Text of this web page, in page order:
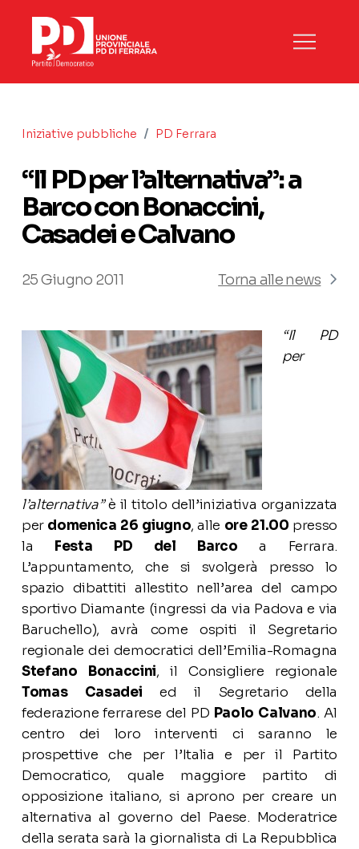
Iniziative pubbliche / PD Ferrara
“Il PD per l’alternativa”: a
Barco con Bonaccini,
Casadei e Calvano
25 Giugno 2011 Torna alle news
“Il PD
per
l’alternativa”è il titolo dell’iniziativa organizzata
per domenica 26 giugno, alle ore 21.00 presso
la Festa PD del Barco a Ferrara.
L’appuntamento, che si svolgerà presso lo
spazio dibattiti allestito nell’area del campo
sportivo Diamante (ingressi da via Padova e via
Baruchello), avrà come ospiti il Segretario
regionale dei democratici dell’Emilia-Romagna
Stefano Bonaccini, il Consigliere regionale
Tomas Casadei ed il Segretario della
federazione ferrarese del PD Paolo Calvano. Al
centro dei loro interventi ci saranno le
prospettive che per l’Italia e per il Partito
Democratico, quale maggiore partito di
opposizione italiano, si aprono per creare un
alternativa al governo del Paese. Moderatrice
della serata sarà la giornalista di La Repubblica